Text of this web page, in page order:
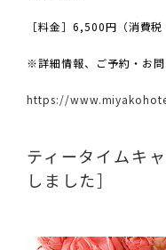
［料金］6,500円（消費税
※詳細情報、ご予約・お
https://
ティータイムキ
しました］